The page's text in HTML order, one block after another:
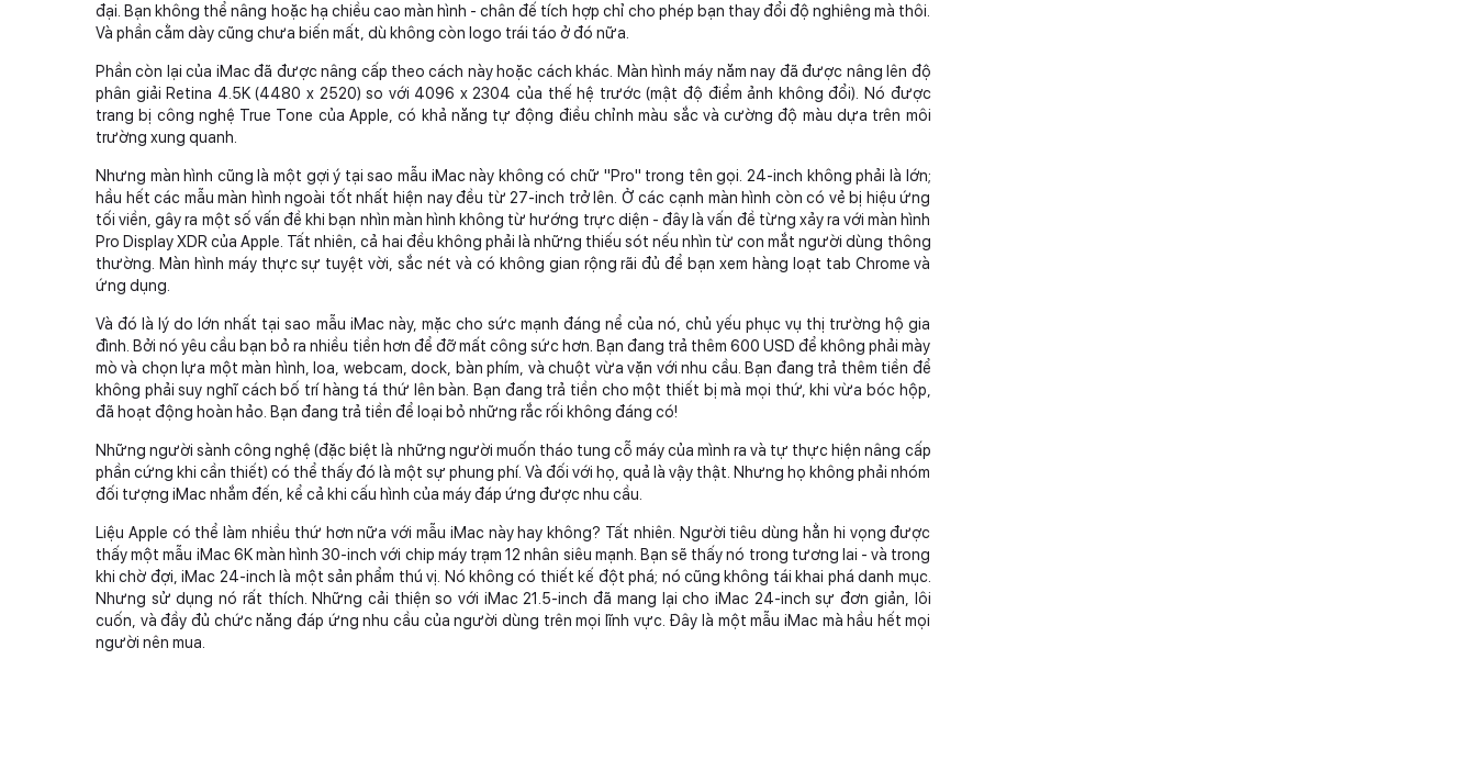
đại. Bạn không thể nâng hoặc hạ chiều cao màn hình - chân đế tích hợp chỉ cho phép bạn thay đổi độ nghiêng mà thôi.
Và phần cằm dày cũng chưa biến mất, dù không còn logo trái táo ở đó nữa.
Phần còn lại của iMac đã được nâng cấp theo cách này hoặc cách khác. Màn hình máy năm nay đã được nâng lên độ
phân giải Retina 4.5K (4480 x 2520) so với 4096 x 2304 của thế hệ trước (mật độ điểm ảnh không đổi). Nó được
trang bị công nghệ True Tone của Apple, có khả năng tự động điều chỉnh màu sắc và cường độ màu dựa trên môi
trường xung quanh.
Nhưng màn hình cũng là một gợi ý tại sao mẫu iMac này không có chữ "Pro" trong tên gọi. 24-inch không phải là lớn;
hầu hết các mẫu màn hình ngoài tốt nhất hiện nay đều từ 27-inch trở lên. Ở các cạnh màn hình còn có vẻ bị hiệu ứng
tối viền, gây ra một số vấn đề khi bạn nhìn màn hình không từ hướng trực diện - đây là vấn đề từng xảy ra với màn hình
Pro Display XDR của Apple. Tất nhiên, cả hai đều không phải là những thiếu sót nếu nhìn từ con mắt người dùng thông
thường. Màn hình máy thực sự tuyệt vời, sắc nét và có không gian rộng rãi đủ để bạn xem hàng loạt tab Chrome và
ứng dụng.
Và đó là lý do lớn nhất tại sao mẫu iMac này, mặc cho sức mạnh đáng nể của nó, chủ yếu phục vụ thị trường hộ gia
đình. Bởi nó yêu cầu bạn bỏ ra nhiều tiền hơn để đỡ mất công sức hơn. Bạn đang trả thêm 600 USD để không phải mày
mò và chọn lựa một màn hình, loa, webcam, dock, bàn phím, và chuột vừa vặn với nhu cầu. Bạn đang trả thêm tiền để
không phải suy nghĩ cách bố trí hàng tá thứ lên bàn. Bạn đang trả tiền cho một thiết bị mà mọi thứ, khi vừa bóc hộp,
đã hoạt động hoàn hảo. Bạn đang trả tiền để loại bỏ những rắc rối không đáng có!
Những người sành công nghệ (đặc biệt là những người muốn tháo tung cỗ máy của mình ra và tự thực hiện nâng cấp
phần cứng khi cần thiết) có thể thấy đó là một sự phung phí. Và đối với họ, quả là vậy thật. Nhưng họ không phải nhóm
đối tượng iMac nhắm đến, kể cả khi cấu hình của máy đáp ứng được nhu cầu.
Liệu Apple có thể làm nhiều thứ hơn nữa với mẫu iMac này hay không? Tất nhiên. Người tiêu dùng hẳn hi vọng được
thấy một mẫu iMac 6K màn hình 30-inch với chip máy trạm 12 nhân siêu mạnh. Bạn sẽ thấy nó trong tương lai - và trong
khi chờ đợi, iMac 24-inch là một sản phẩm thú vị. Nó không có thiết kế đột phá; nó cũng không tái khai phá danh mục.
Nhưng sử dụng nó rất thích. Những cải thiện so với iMac 21.5-inch đã mang lại cho iMac 24-inch sự đơn giản, lôi
cuốn, và đầy đủ chức năng đáp ứng nhu cầu của người dùng trên mọi lĩnh vực. Đây là một mẫu iMac mà hầu hết mọi
người nên mua.